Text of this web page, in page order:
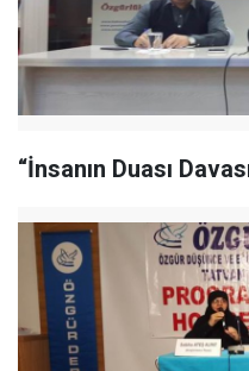
“İnsanın Duası